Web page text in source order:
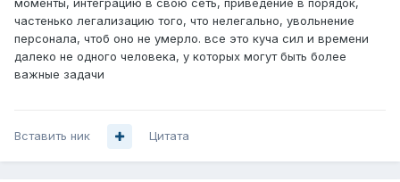
моменты, интеграцию в свою сеть, приведение в порядок,
частенько легализацию того, что нелегально, увольнение
персонала, чтоб оно не умерло. все это куча сил и времени
далеко не одного человека, у которых могут быть более
важные задачи
Вставить ник Цитата